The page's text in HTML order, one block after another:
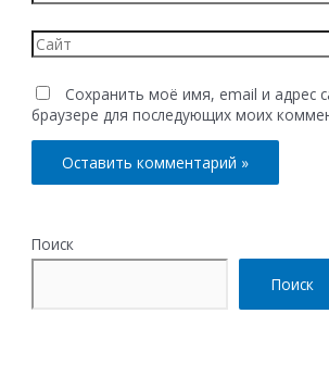
Сайт
Сохранить моё имя, email и адрес
браузере для последующих моих
Поиск
Поиск